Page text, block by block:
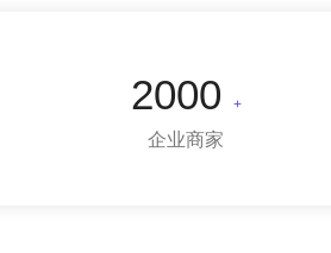
2000 +
企业商家